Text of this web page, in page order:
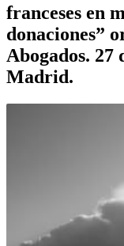
franceses en
donaciones”
Abogados. 27
Madrid.